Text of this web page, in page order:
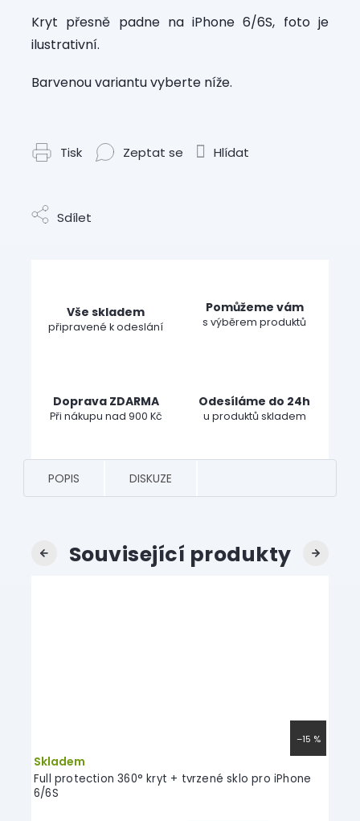
Kryt přesně padne na iPhone 6/6S, foto je
ilustrativní.
Barvenou variantu vyberte níže.
Tisk Zeptat se Hlídat
Sdílet
Vše skladem
připravené k odeslání
Pomůžeme vám
s výběrem produktů
Doprava ZDARMA
Při nákupu nad 900 Kč
Odesíláme do 24h
u produktů skladem
POPIS DISKUZE
Související produkty
Previous
–15 %
Full protection 360° kryt + tvrzené sklo pro iPhone
6/6S
Skladem
Next